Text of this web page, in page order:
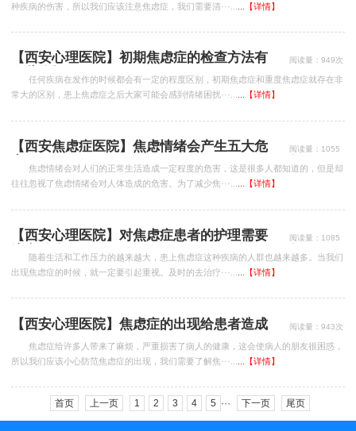
种疾病的伤害，所以我们应该注意焦虑症，我们需要清···...
...【详情】
【西安心理医院】初期焦虑症的检查方法有
哪些依据
阅读量：949次
任何疾病在发作的时候都会有一定的程度区别，初期焦虑症和重度焦虑症就存在非
常大的区别，患上焦虑症之后大家可能会感到情绪困扰···...
...【详情】
【西安焦虑症医院】焦虑情绪会产生五大危
阅读量：1055
次
焦虑情绪会对人们的正常生活造成一定程度的危害，这是很多人都知道的，但是却
往往忽视了焦虑情绪会对人体造成的危害。为了减少焦···...
...【详情】
【西安心理医院】对焦虑症患者的护理需要
注意什么
阅读量：1085
次
随着生活和工作压力的越来越大，患上焦虑症这种疾病的人群也越来越多。当我们
出现焦虑症的时候，就一定要引起重视。及时的去治疗···...
...【详情】
【西安心理医院】焦虑症的出现给患者造成
了哪些危害?
阅读量：943次
焦虑症给许多人带来了麻烦，严重损害了病人的健康，这会使病人的朋友很困惑，
所以我们应该小心防范焦虑症的出现，我们需要了解焦···...
...【详情】
首页 上一页 1 2 3 4 5 ··· 下一页 尾页